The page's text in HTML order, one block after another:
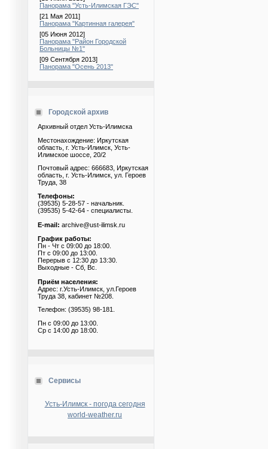
Панорама "Усть-Илимская ГЭС"
[21 Мая 2011]
Панорама "Картинная галерея"
[05 Июня 2012]
Панорама "Район Городской
Больницы №1"
[09 Сентября 2013]
Панорама "Осень 2013"
Городской архив
Архивный отдел Усть-Илимска
Местонахождение: Иркутская
область, г. Усть-Илимск, Усть-
Илимское шоссе, 20/2
Почтовый адрес: 666683, Иркутская
область, г. Усть-Илимск, ул. Героев
Труда, 38
Телефоны:
(39535) 5-28-57 - начальник.
(39535) 5-42-64 - специалисты.
E-mail: archive@ust-ilimsk.ru
График работы:
Пн - Чт с 09:00 до 18:00.
Пт с 09:00 до 13:00.
Перерыв с 12:30 до 13:30.
Выходные - Сб, Вс.
Приём населения:
Адрес: г.Усть-Илимск, ул.Героев
Труда 38, кабинет №208.
Телефон: (39535) 98-181.
Пн с 09:00 до 13:00.
Ср с 14:00 до 18:00.
Сервисы
Усть-Илимск - погода сегодня
world-weather.ru